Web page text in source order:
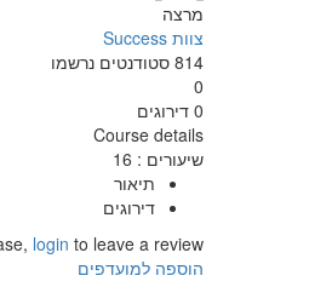
מרצה
צוות Success
814 סטודנטים נרשמו
0
0 דירוגים
Course details
שיעורים :
16
תיאור
דירוגים
login to leave a review
הוספה למועדפים